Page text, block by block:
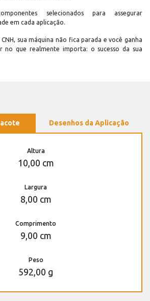
selecionados para assegurar
em cada aplicação.
sua máquina não fica parada e você ganha
no que realmente importa: o sucesso da sua
Desenhos da Aplicação
Altura
10,00 cm
Largura
8,00 cm
Comprimento
9,00 cm
Peso
592,00 g